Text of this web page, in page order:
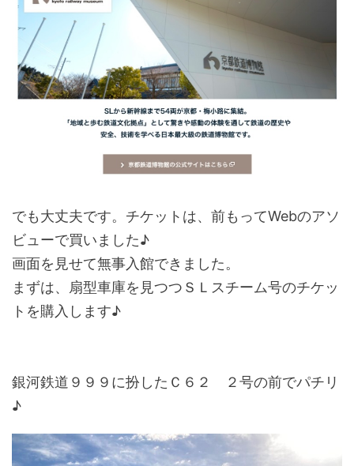
でも大丈夫です。チケットは、前もってWebのアソ
ビューで買いました♪
画面を見せて無事入館できました。
まずは、扇型車庫を見つつＳＬスチーム号のチケッ
トを購入します♪
銀河鉄道９９９に扮したＣ６２ ２号の前でパチリ
♪